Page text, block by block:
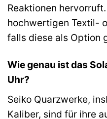
Reaktionen
hochwertigen Textil-
falls diese als Option
Wie genau ist das
Uhr?
Seiko Quarzwerke,
Kaliber, sind für ihre